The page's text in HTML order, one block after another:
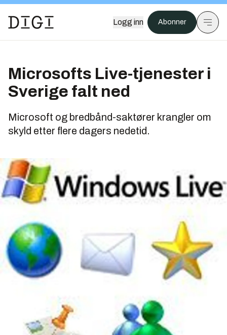
Logg inn Abonner
Microsofts Live-tjenester i
Sverige falt ned
Microsoft og bredbånd-saktører krangler om
skyld etter flere dagers nedetid.